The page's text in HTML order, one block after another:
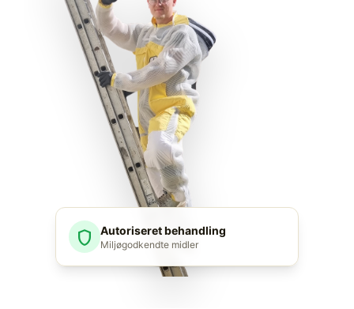
shield Autoriseret behandling
Miljøgodkendte midler